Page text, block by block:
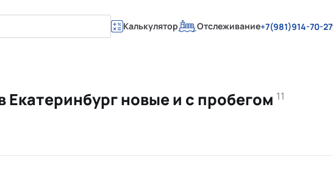
Калькулятор Отслеживание+7(981)914-70-27
новые и с пробегом 11